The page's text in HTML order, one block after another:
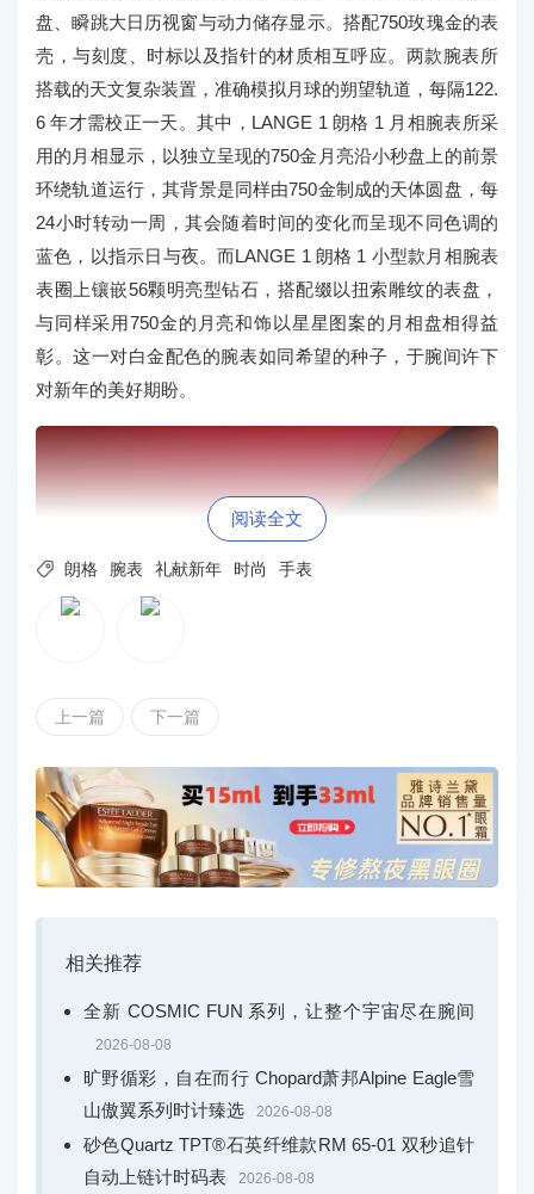
盘、瞬跳大日历视窗与动力储存显示。搭配750玫瑰金的表
壳，与刻度、时标以及指针的材质相互呼应。两款腕表所
搭载的天文复杂装置，准确模拟月球的朔望轨道，每隔122.
6 年才需校正一天。其中，LANGE 1 朗格 1 月相腕表所采
用的月相显示，以独立呈现的750金月亮沿小秒盘上的前景
环绕轨道运行，其背景是同样由750金制成的天体圆盘，每
24小时转动一周，其会随着时间的变化而呈现不同色调的
蓝色，以指示日与夜。而LANGE 1 朗格 1 小型款月相腕表
表圈上镶嵌56颗明亮型钻石，搭配缀以扭索雕纹的表盘，
与同样采用750金的月亮和饰以星星图案的月相盘相得益
彰。这一对白金配色的腕表如同希望的种子，于腕间许下
对新年的美好期盼。
LANGE 1 朗格 1 万年历腕表，配备拥有621枚零件的
复杂机芯，包括万年历机械装置，记录数十年的四季轮
转。表盘上的显示信息包括朗格标志性大日历、时、分
盘、配月相显示的小秒盘、逆跳星期显示以及闰年指示
阅读全文
 朗格 腕表 礼献新年 时尚 手表
上一篇 下一篇
相关推荐
全新 COSMIC FUN 系列，让整个宇宙尽在腕间
2026-08-08
旷野循彩，自在而行 Chopard萧邦Alpine Eagle雪
山傲翼系列时计臻选
2026-08-08
砂色Quartz TPT®石英纤维款RM 65-01 双秒追针
自动上链计时码表
2026-08-08